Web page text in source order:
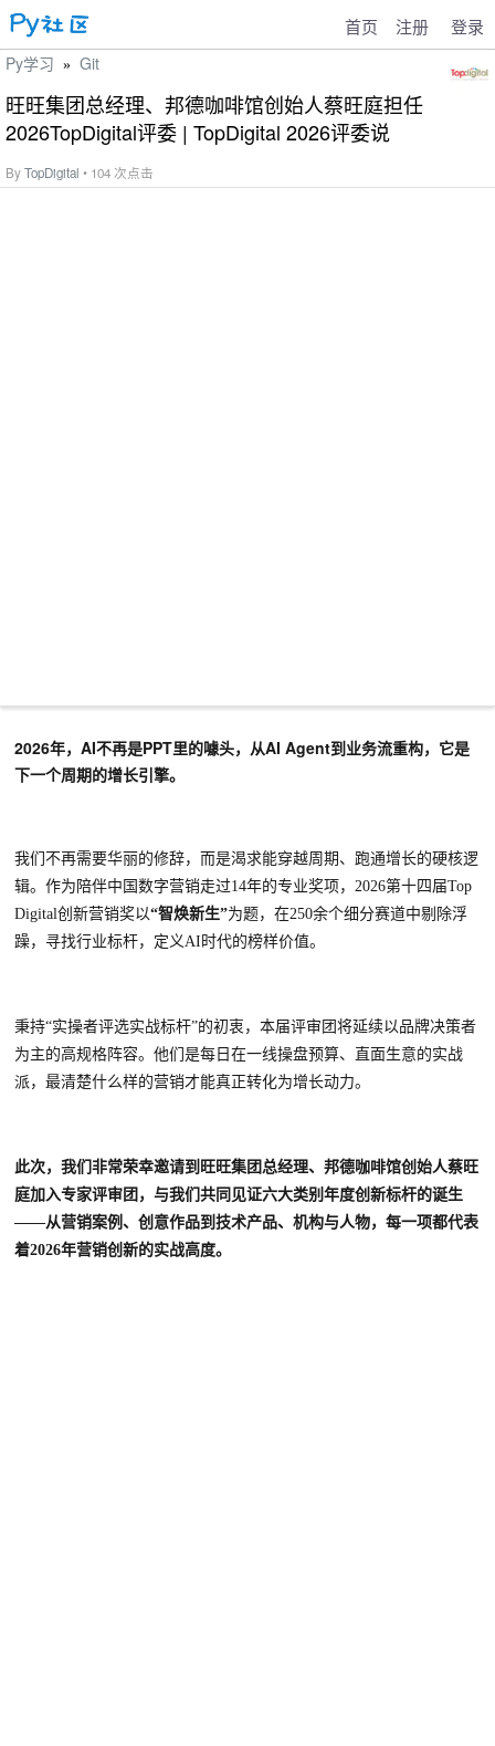
首页 注册 登录
Py学习 » Git
旺旺集团总经理、邦德咖啡馆创始人蔡旺庭担任
2026TopDigital评委 | TopDigital 2026评委说
ByTopDigital • 104 次点击
2026年，AI不再是PPT里的噱头，从AI Agent到业务流重构，它是
下一个周期的增长引擎。
我们不再需要华丽的修辞，而是渴求能穿越周期、跑通增长的硬核逻
辑。作为陪伴中国数字营销走过14年的专业奖项，2026第十四届Top
Digital创新营销奖以“智焕新生”为题，在250余个细分赛道中剔除浮
躁，寻找行业标杆，定义AI时代的榜样价值。
秉持“实操者评选实战标杆”的初衷， 本届评审团将延续以品牌决策者
为主的高规格阵容。他们是每日在一线操盘预算、直面生意的实战
派，最清楚什么样的营销才能真正转化为增长动力。
此次，我们非常荣幸邀请到 旺旺集团总经理、邦德咖啡馆创始人蔡旺
庭加入专家评审团，与我们共同见证六大类别年度创新标杆的诞生
——从营销案例、创意作品到技术产品、机构与人物，每一项都代表
着2026年营销创新的实战高度。